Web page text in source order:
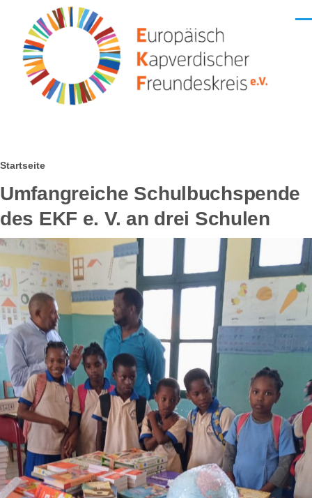
Direkt zum Inhalt
Pfadnavigation
Startseite
Umfangreiche Schulbuchspende
des EKF e. V. an drei Schulen